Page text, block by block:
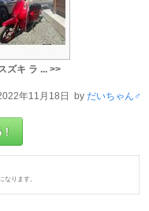
ズキ ラ ... >>
年11月18日 by だいちゃん♂
なります。